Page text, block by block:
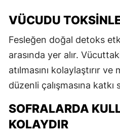
VÜCUDU
Fesleğen doğal detoks
arasında yer alır.
atılmasını kolaylaştırır
düzenli çalışmasına katkı
SOFRALARDA
KOLAYDIR